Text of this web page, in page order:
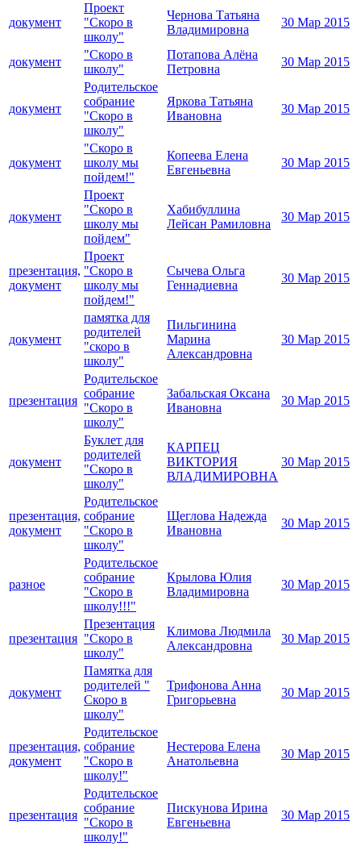
документ
Проект
"Скоро в
школу"
Чернова Татьяна
Владимировна
30 Мар 2015
документ
"Скоро в
школу"
Потапова Алёна
Петровна
30 Мар 2015
документ
Родительское
собрание
"Скоро в
школу"
Яркова Татьяна
Ивановна
30 Мар 2015
документ
"Скоро в
школу мы
пойдем!"
Копеева Елена
Евгеньевна
30 Мар 2015
документ
Проект
"Скоро в
школу мы
пойдем"
Хабибуллина
Лейсан Рамиловна
30 Мар 2015
презентация,
документ
Проект
"Скоро в
школу мы
пойдем!"
Сычева Ольга
Геннадиевна
30 Мар 2015
документ
памятка для
родителей
"скоро в
школу"
Пильгинина
Марина
Александровна
30 Мар 2015
презентация
Родительское
собрание
"Скоро в
школу"
Забальская Оксана
Ивановна
30 Мар 2015
документ
Буклет для
родителей
"Скоро в
школу"
КАРПЕЦ
ВИКТОРИЯ
ВЛАДИМИРОВНА
30 Мар 2015
презентация,
документ
Родительское
собрание
"Скоро в
школу"
Щеглова Надежда
Ивановна
30 Мар 2015
разное
Родительское
собрание
"Скоро в
школу!!!"
Крылова Юлия
Владимировна
30 Мар 2015
презентация
Презентация
"Скоро в
школу"
Климова Людмила
Александровна
30 Мар 2015
документ
Памятка для
родителей "
Скоро в
школу"
Трифонова Анна
Григорьевна
30 Мар 2015
презентация,
документ
Родительское
собрание
"Скоро в
школу!"
Нестерова Елена
Анатольевна
30 Мар 2015
презентация
Родительское
собрание
"Скоро в
школу!"
Пискунова Ирина
Евгеньевна
30 Мар 2015